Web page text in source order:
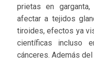
prietas en
afectar a tejidos
tiroides, efectos ya
científicas incluso
cánceres. Además